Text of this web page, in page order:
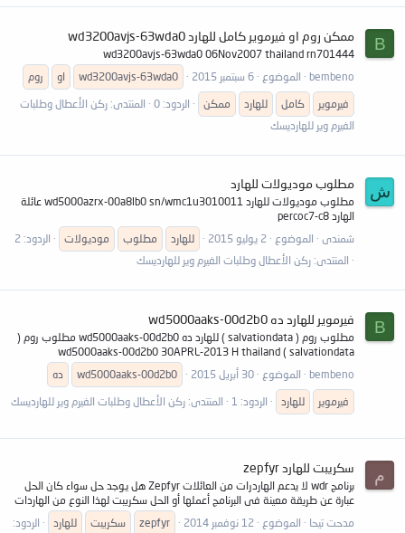
B ممكن روم او فيرموير كامل للهارد wd3200avjs-63wda0
wd3200avjs-63wda0 06Nov2007 thailand rn701444
bembeno
الموضوع 6 سبتمبر 2015 wd3200avjs-63wda0 او
روم
فيرموير
كامل للهارد ممكن الردود: 0 المنتدى: ركن الأعطال وطلبات
الفيرم وير للهارديسك
ش مطلوب موديولات للهارد
مطلوب موديولات للهارد wd5000azrx-00a8lb0 sn/wmc1u3010011 عائلة
الهارد percoc7-c8
شمندى
الموضوع 2 يوليو 2015 للهارد مطلوب موديولات
الردود: 2
المنتدى: ركن الأعطال وطلبات الفيرم وير للهارديسك
B فيرموير للهارد ده wd5000aaks-00d2b0
مطلوب روم ( salvationdata ) للهارد ده wd5000aaks-00d2b0 مطلوب روم (
salvationdata ) wd5000aaks-00d2b0 30APRL-2013 H thailand
bembeno
الموضوع 30 أبريل 2015 wd5000aaks-00d2b0
ده
فيرموير
للهارد الردود: 1 المنتدى: ركن الأعطال وطلبات الفيرم وير للهارديسك
م سكريبت للهارد zepfyr
برنامج wdr لا يدعم الهاردرات من العائلات Zepfyr هل يوجد حل سواء كان الحل
عبارة عن طريقة معينة فى البرنامج أعملها أو الحل سكريبت لهذا النوع من الهاردات
مدحت تيحا
الموضوع 12 نوفمبر 2014 zepfyr سكريبت للهارد
الردود: